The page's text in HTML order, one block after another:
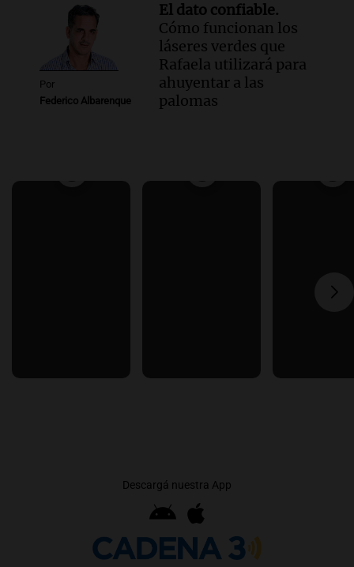
Por
Federico Albarenque
El dato confiable.
Cómo funcionan los
láseres verdes que
Rafaela utilizará para
ahuyentar a las
palomas
Descargá nuestra App